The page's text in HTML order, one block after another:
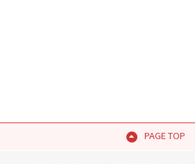
PAGE TOP